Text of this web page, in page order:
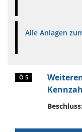
Alle Anlagen
Ö 5
Beschluss: